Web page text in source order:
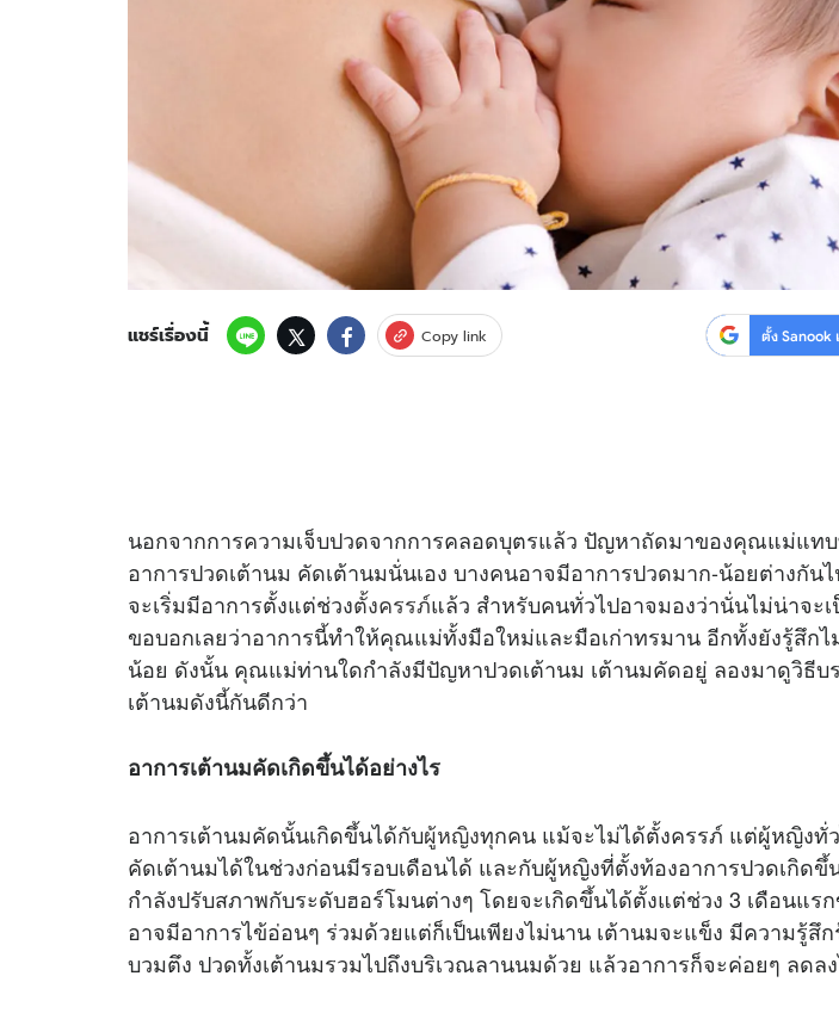
บริษัท อิมเมจ ฟิวเจอร์ (ประเทศไทย) จำกัด
แชร์เรื่องนี้ Copy link ตั้ง Sanook
นอกจากการความเจ็บปวดจากการคลอดบุตรแล้ว ปัญหาถัดมาของคุณแม่แท
อาการปวดเต้านม คัดเต้านมนั่นเอง บางคนอาจมีอาการปวดมาก-น้อยต่างกัน
จะเริ่มมีอาการตั้งแต่ช่วงตั้งครรภ์แล้ว สำหรับคนทั่วไปอาจมองว่านั่นไม่น่าจะ
ขอบอกเลยว่าอาการนี้ทำให้คุณแม่ทั้งมือใหม่และมือเก่าทรมาน อีกทั้งยังรู้สึก
น้อย ดังนั้น คุณแม่ท่านใดกำลังมีปัญหาปวดเต้านม เต้านมคัดอยู่ ลองมาดูวิธีบ
เต้านมดังนี้กันดีกว่า
อาการเต้านมคัดเกิดขึ้นได้อย่างไร
อาการเต้านมคัดนั้นเกิดขึ้นได้กับผู้หญิงทุกคน แม้จะไม่ได้ตั้งครรภ์ แต่ผู้หญิงทั่
คัดเต้านมได้ในช่วงก่อนมีรอบเดือนได้ และกับผู้หญิงที่ตั้งท้องอาการปวดเกิดขึ้
กำลังปรับสภาพกับระดับฮอร์โมนต่างๆ โดยจะเกิดขึ้นได้ตั้งแต่ช่วง 3 เดือนแร
อาจมีอาการไข้อ่อนๆ ร่วมด้วยแต่ก็เป็นเพียงไม่นาน เต้านมจะแข็ง มีความรู้สึ
บวมตึง ปวดทั้งเต้านมรวมไปถึงบริเวณลานนมด้วย แล้วอาการก็จะค่อยๆ ลดล